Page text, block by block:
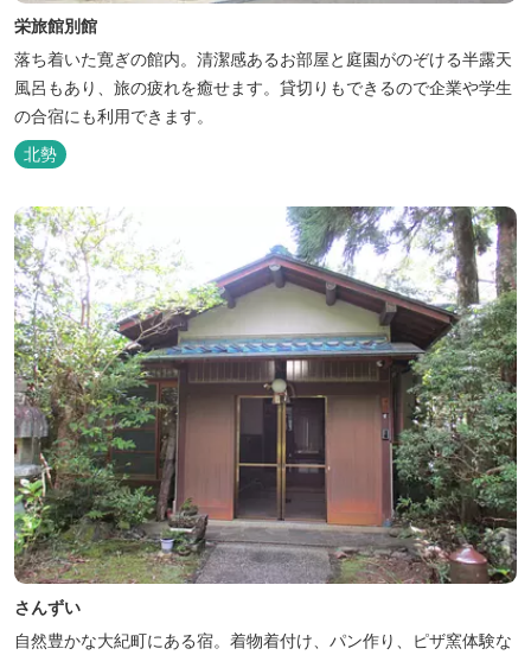
栄旅館別館
落ち着いた寛ぎの館内。清潔感あるお部屋と庭園がのぞける半露天
風呂もあり、旅の疲れを癒せます。貸切りもできるので企業や学生
の合宿にも利用できます。
北勢
さんずい
自然豊かな大紀町にある宿。着物着付け、パン作り、ピザ窯体験な